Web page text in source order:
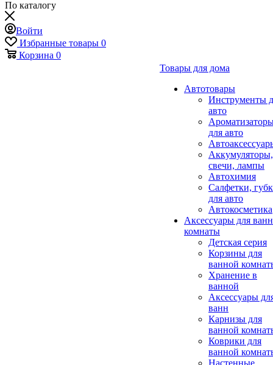
По каталогу
Войти
Избранные товары 0
Корзина 0
Товары для дома
Автотовары
Инструменты
авто
для авто
Аккумуляторы,
свечи, лампы
Автохимия
Салфетки,
для авто
Автокосметика
Аксессуары для
комнаты
Детская серия
Корзины для
ванной
Хранение в
ванной
Аксессуары
ванн
Карнизы для
ванной
Коврики для
ванной
Настенные